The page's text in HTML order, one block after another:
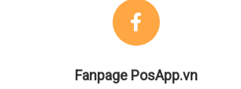
Fanpage PosApp.vn